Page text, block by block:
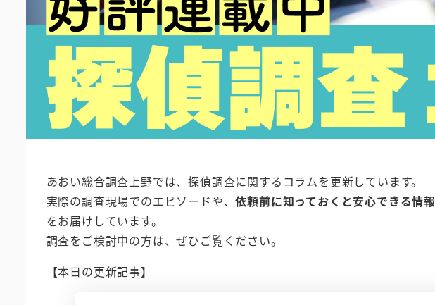
あおい総合調査上野では、探偵調査に関するコラムを更新しています。
実際の調査現場でのエピソードや、依頼前に知っておくと安心できる情報
をお届けしています。
調査をご検討中の方は、ぜひご覧ください。
【本日の更新記事】